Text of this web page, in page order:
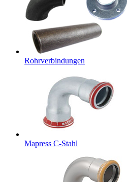
Rohrverbindungen
Mapress C-Stahl